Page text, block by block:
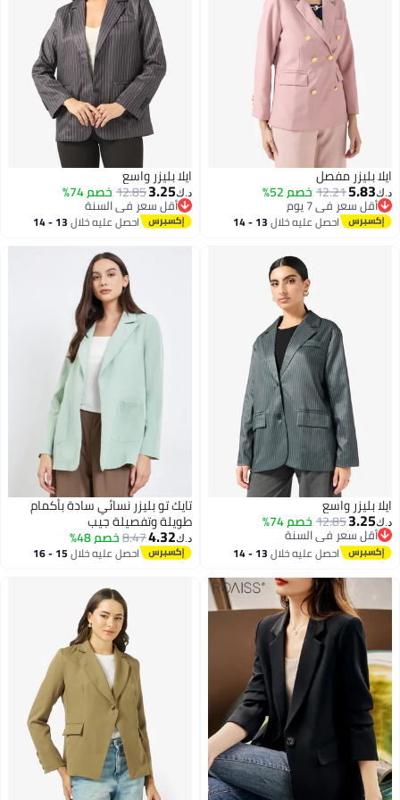
ايلا بليزر مفصل
د.ك‏5.83
12.21خصم 52%
أقل سعر في 7 يوم
أقل سعر في 7 يوماحصل عليه خلال 13 - 14
ايلا بليزر واسع
د.ك‏3.25
12.85خصم 74%
أقل سعر في السنة
أقل سعر في السنة
احصل عليه خلال 13 - 14
ايلا بليزر واسع
د.ك‏3.25
12.85خصم 74%
أقل سعر في السنة
أقل سعر في السنة
احصل عليه خلال 13 - 14
تايك تو بليزر نسائي سادة بأكمام
طويلة وتفصيلة جيب
د.ك‏4.32
8.47خصم 48%
احصل عليه خلال 15 - 16